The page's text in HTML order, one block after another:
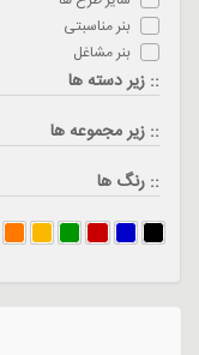
بنر مناسبتی
بنر مشاغل
:: زیر دسته ها
:: زیر مجموعه ها
:: رنگ ها